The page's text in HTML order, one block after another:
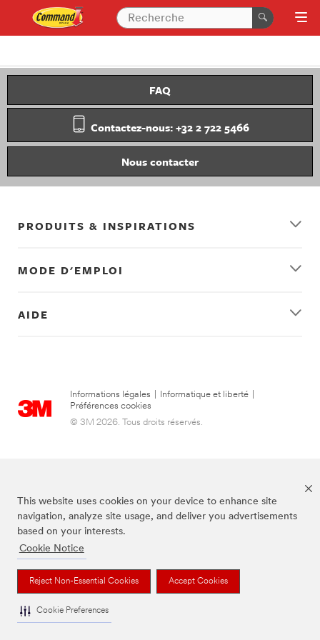
This website uses cookies on your device to enhance site
navigation, analyze site usage, and deliver you advertisements
based on your interests.
Cookie Notice
Reject Non-Essential Cookies Accept Cookies
Cookie Preferences
FAQ
Contactez-nous: +32 2 722 5466
Nous contacter
PRODUITS & INSPIRATIONS
MODE D'EMPLOI
AIDE
Informations légales Informatique et liberté
Préférences cookies
© 3M 2026. Tous droits réservés.
La marque Command est une marque déposée de 3M.